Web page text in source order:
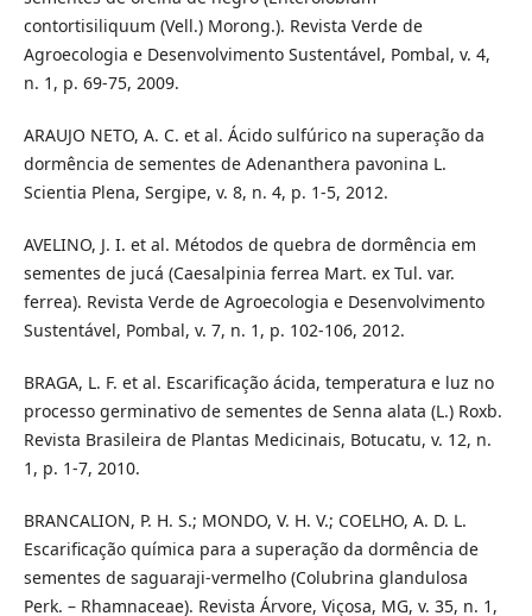
contortisiliquum (Vell.) Morong.). Revista Verde de
Agroecologia e Desenvolvimento Sustentável, Pombal, v. 4,
n. 1, p. 69-75, 2009.
ARAUJO NETO, A. C. et al. Ácido sulfúrico na superação da
dormência de sementes de Adenanthera pavonina L.
Scientia Plena, Sergipe, v. 8, n. 4, p. 1-5, 2012.
AVELINO, J. I. et al. Métodos de quebra de dormência em
sementes de jucá (Caesalpinia ferrea Mart. ex Tul. var.
ferrea). Revista Verde de Agroecologia e Desenvolvimento
Sustentável, Pombal, v. 7, n. 1, p. 102-106, 2012.
BRAGA, L. F. et al. Escarificação ácida, temperatura e luz no
processo germinativo de sementes de Senna alata (L.) Roxb.
Revista Brasileira de Plantas Medicinais, Botucatu, v. 12, n.
1, p. 1-7, 2010.
BRANCALION, P. H. S.; MONDO, V. H. V.; COELHO, A. D. L.
Escarificação química para a superação da dormência de
sementes de saguaraji-vermelho (Colubrina glandulosa
Perk. – Rhamnaceae). Revista Árvore, Viçosa, MG, v. 35, n. 1,